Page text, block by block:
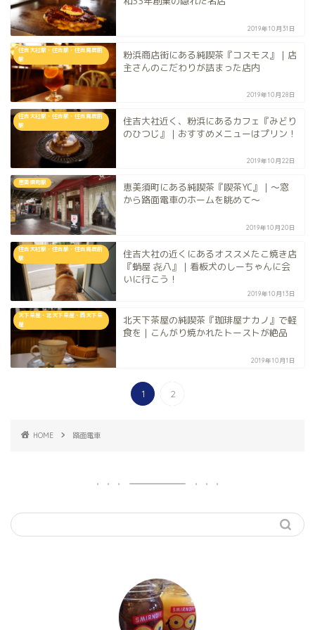
2019年10月31日
住吉大社駅・住吉駅・住吉鳥居前
駅
粉浜商店街にある純喫茶『コスモス』｜店
主さんのこだわりが詰まった店内
2019年10月28日
住吉大社駅・住吉駅・住吉鳥居前
駅
住吉大社近く、粉浜にあるカフェ『みどり
のひつじ』｜おすすめメニューはプリン！
2019年10月22日
恵美須町駅
恵美須町にある純喫茶『喫茶YC』｜〜窓
から路面電車のホームを眺めて〜
2019年10月20日
住吉大社駅・住吉駅・住吉鳥居前
駅
住吉大社の近くにあるオススメたこ焼き店
『蛸屋 㐂八』｜看板犬のしーちゃんに会
いに行こう！
2019年10月13日
天下茶屋・北天下茶屋・西天下茶
屋
北天下茶屋の純喫茶『珈琲屋ナカノ』で軽
食を｜こんがり焼かれたトーストが絶品
2019年10月1日
1 2
HOME 路面電車